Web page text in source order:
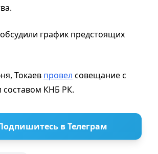
график предстоящих
Токаев провел совещание с
КНБ РК.
в Телеграм